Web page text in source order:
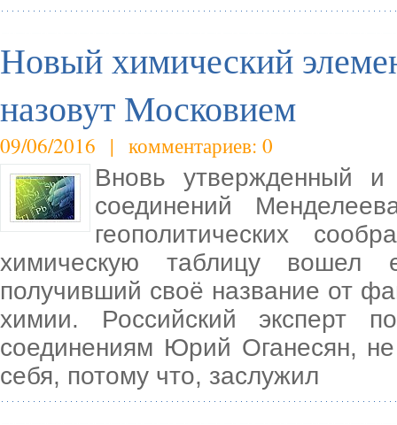
Новый химический
назовут Московием
09/06/2016 | комментариев: 0
Вновь утвержденный и
соединений
геополитических
химическую таблицу вошел
получивший своё название от
химии. Российский эксперт
соединениям Юрий Оганесян,
себя, потому что, заслужил